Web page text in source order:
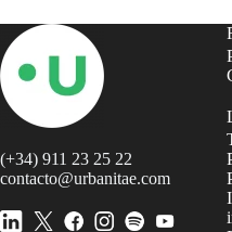
(+34) 911 23 25 22
contacto@urbanitae.com